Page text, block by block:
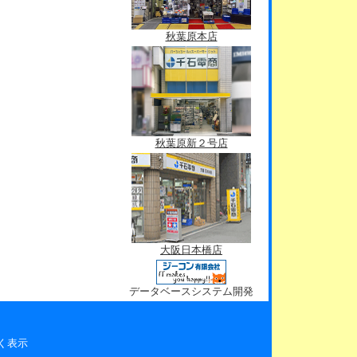
秋葉原本店
秋葉原新２号店
大阪日本橋店
データベースシステム開発
表示